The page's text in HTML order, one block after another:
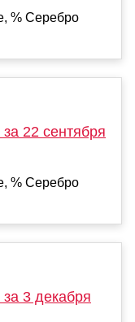
% Серебро
22 сентября
% Серебро
3 декабря